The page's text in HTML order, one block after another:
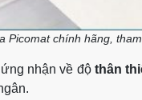
Picomat chính hãng,
nhận về độthân